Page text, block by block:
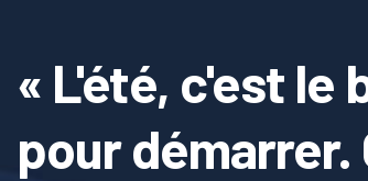
« L'été, c'est le
pour